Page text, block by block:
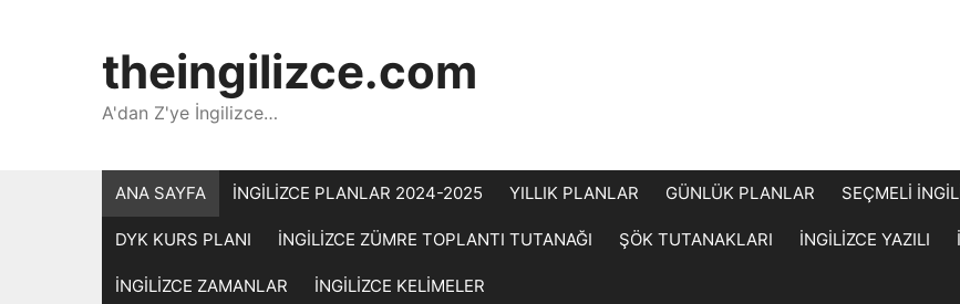
theingilizce.com
A'dan Z'ye İngilizce…
ANA SAYFA İNGİLİZCE PLANLAR 2024-2025 YILLIK PLANLAR GÜNLÜK PLANLAR SEÇMELİ
DYK KURS PLANI İNGİLİZCE ZÜMRE TOPLANTI TUTANAĞI ŞÖK TUTANAKLARI İNGİLİZCE YAZILI
İNGİLİZCE ZAMANLAR İNGİLİZCE KELİMELER